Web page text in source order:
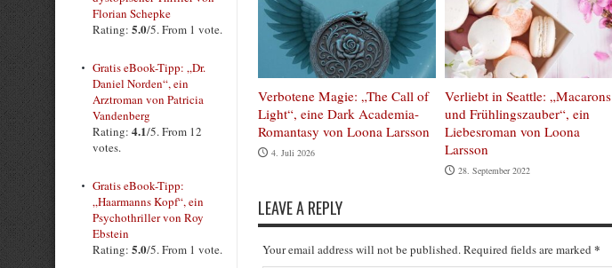
Verbotene Magie: „The Call of
Light“, eine Dark Academia-
Romantasy von Loona Larsson
4. Juli 2026
Verliebt in Seattle: „Macarons
und Frühlingszauber“, ein
Liebesroman von Loona
Larsson
28. September 2022
LEAVE A REPLY
Your email address will not be published. Required fields are marked *
Florian Schepke
Rating: 5.0/5. From 1 vote.
Gratis eBook-Tipp: „Dr.
Daniel Norden“, ein
Arztroman von Patricia
Vandenberg
Rating: 4.1/5. From 12
votes.
Gratis eBook-Tipp:
„Haarmanns Kopf“, ein
Psychothriller von Roy
Ebstein
Rating: 5.0/5. From 1 vote.